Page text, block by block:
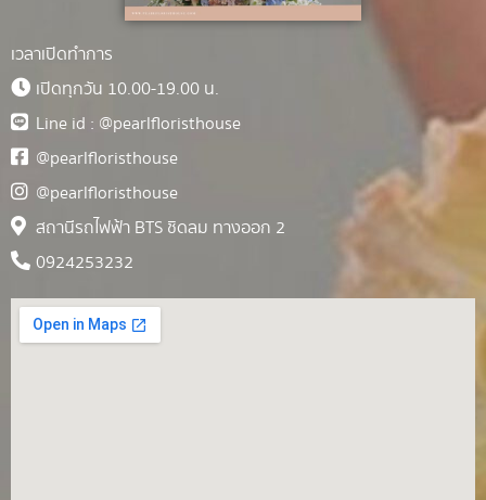
เวลาเปิดทำการ
เปิดทุกวัน 10.00-19.00 น.
Line id : @pearlfloristhouse
@pearlfloristhouse
@pearlfloristhouse
สถานีรถไฟฟ้า BTS ชิดลม ทางออก 2
0924253232